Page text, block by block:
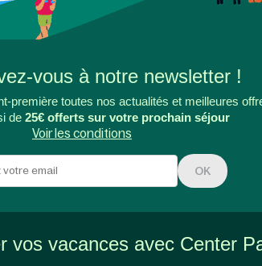
vous à notre newsletter !
première toutes nos actualités et meilleures
de 25€ offerts sur votre prochain séjour
Voir les conditions
OK
vos vacances avec Center